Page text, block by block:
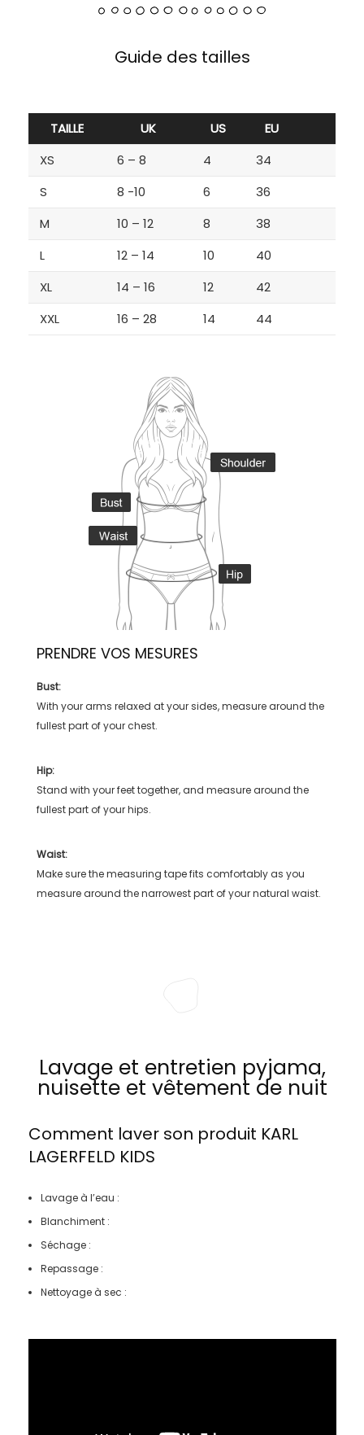
Guide des tailles
TAILLE UK US
EU
XS
6 – 8 4
34
S
8 -10 6
36
M
10 – 12 8
38
L
12 – 14 10
40
XL
14 – 16 12
42
XXL
16 – 28 14 44
PRENDRE VOS MESURES
Bust:
With your arms relaxed at your sides, measure around the
fullest part of your chest.
Hip:
Stand with your feet together, and measure around the
fullest part of your hips.
Waist:
Make sure the measuring tape fits comfortably as you
measure around the narrowest part of your natural waist.
Lavage et entretien pyjama,
nuisette et vêtement de nuit
Comment laver son produit KARL
LAGERFELD KIDS
Lavage à l’eau :
Blanchiment :
Séchage :
Repassage :
Nettoyage à sec :